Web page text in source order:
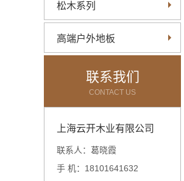
松木系列
高端户外地板
联系我们
CONTACT US
上海云开木业有限公司
联系人：葛晓霞
手 机：18101641632